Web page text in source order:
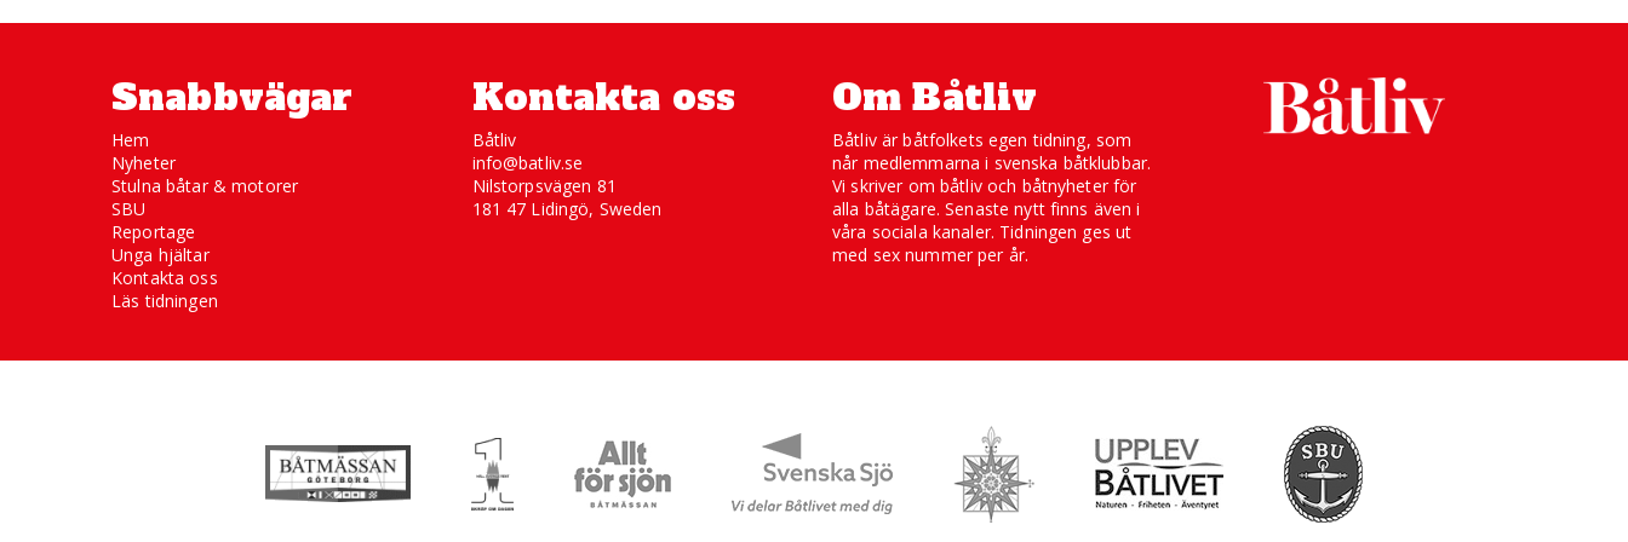
Snabbvägar
Hem
Nyheter
Stulna båtar & motorer
SBU
Reportage
Unga hjältar
Kontakta oss
Läs tidningen
Kontakta oss
Båtliv
info@batliv.se
Nilstorpsvägen 81
181 47 Lidingö, Sweden
Om Båtliv
Båtliv är båtfolkets egen tidning, som
når medlemmarna i svenska båtklubbar.
Vi skriver om båtliv och båtnyheter för
alla båtägare. Senaste nytt finns även i
våra sociala kanaler. Tidningen ges ut
med sex nummer per år.